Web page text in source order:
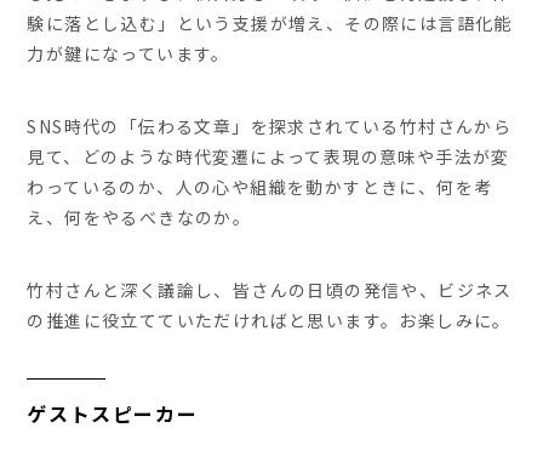
験に落とし込む」という支援が増え、その際には言語化能
力が鍵になっています。
SNS時代の「伝わる文章」を探求されている竹村さんから
見て、どのような時代変遷によって表現の意味や手法が変
わっているのか、人の心や組織を動かすときに、何を考
え、何をやるべきなのか。
竹村さんと深く議論し、皆さんの日頃の発信や、ビジネス
の推進に役立てていただければと思います。お楽しみに。
ゲストスピーカー